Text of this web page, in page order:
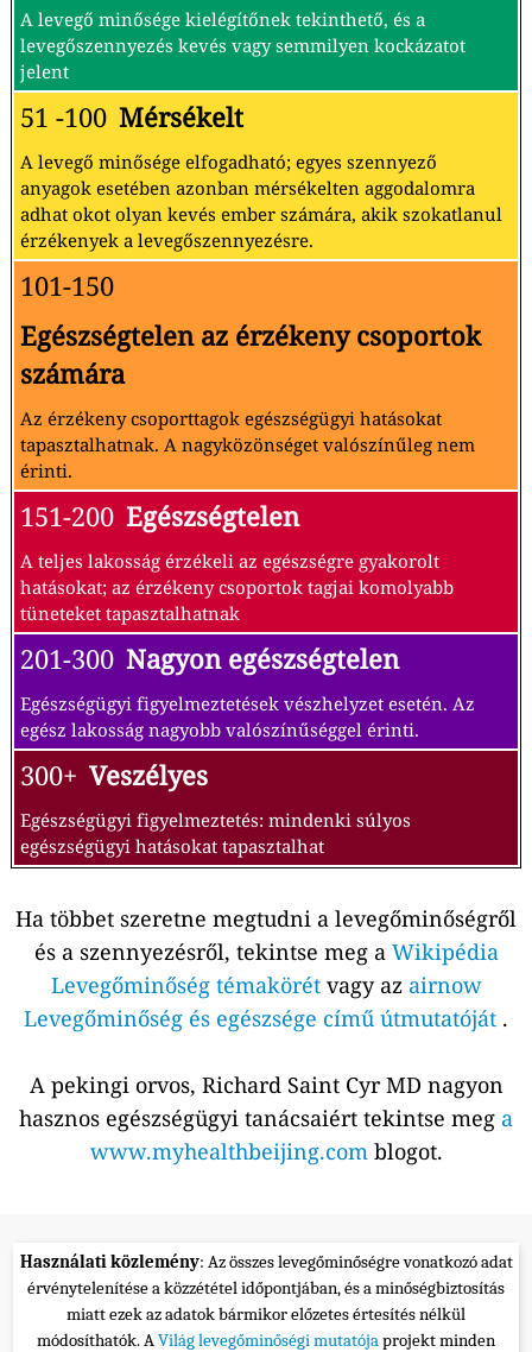
A levegő minősége kielégítőnek tekinthető, és a
levegőszennyezés kevés vagy semmilyen kockázatot
jelent
51 -100 Mérsékelt
A levegő minősége elfogadható; egyes szennyező
anyagok esetében azonban mérsékelten aggodalomra
adhat okot olyan kevés ember számára, akik szokatlanul
érzékenyek a levegőszennyezésre.
101-150
Egészségtelen az érzékeny csoportok
számára
Az érzékeny csoporttagok egészségügyi hatásokat
tapasztalhatnak. A nagyközönséget valószínűleg nem
érinti.
151-200 Egészségtelen
A teljes lakosság érzékeli az egészségre gyakorolt
hatásokat; az érzékeny csoportok tagjai komolyabb
tüneteket tapasztalhatnak
201-300 Nagyon egészségtelen
Egészségügyi figyelmeztetések vészhelyzet esetén. Az
egész lakosság nagyobb valószínűséggel érinti.
300+ Veszélyes
Egészségügyi figyelmeztetés: mindenki súlyos
egészségügyi hatásokat tapasztalhat
Ha többet szeretne megtudni a levegőminőségről
és a szennyezésről, tekintse meg a Wikipédia
Levegőminőség témakörétvagy az airnow
Levegőminőség és egészsége című útmutatóját .
A pekingi orvos, Richard Saint Cyr MD nagyon
hasznos egészségügyi tanácsaiért tekintse meg a
www.myhealthbeijing.comblogot.
Használati közlemény: Az összes levegőminőségre vonatkozó adat
érvénytelenítése a közzététel időpontjában, és a minőségbiztosítás
miatt ezek az adatok bármikor előzetes értesítés nélkül
módosíthatók. AVilág levegőminőségi mutatójaprojekt minden